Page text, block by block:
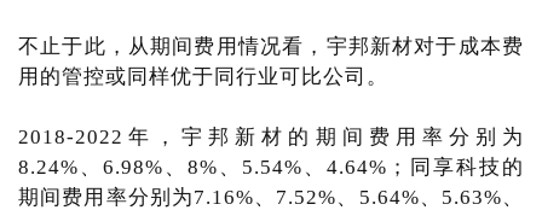
不止于此，从期间费用情况看，宇邦新材对于成本费
用的管控或同样优于同行业可比公司。
2018-2022年，宇邦新材的期间费用率分别为
8.24%、6.98%、8%、5.54%、4.64%；同享科技的
期间费用率分别为7.16%、7.52%、5.64%、5.63%、